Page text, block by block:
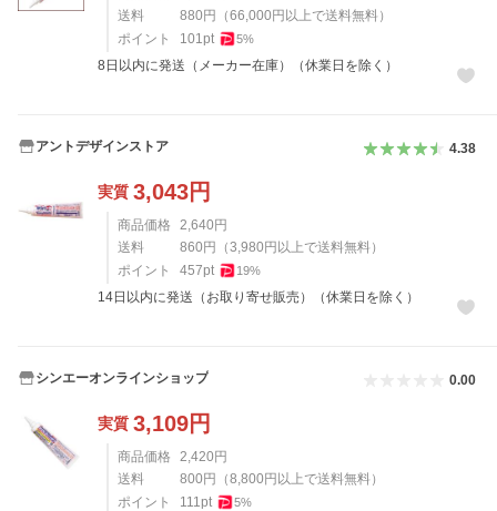
送料
880 円 （66,000 円以上で送料無料）
ポイント
101pt 5%
8日以内に発送（メーカー在庫）（休業日を除く）
アントデザインストア 4.38
実質 3,043円
商品価格 2,640 円
送料
860 円 （3,980 円以上で送料無料）
ポイント
457pt 19%
14日以内に発送（お取り寄せ販売）（休業日を除く）
シンエーオンラインショップ 0.00
実質 3,109円
商品価格 2,420 円
送料
800 円 （8,800 円以上で送料無料）
ポイント
111pt 5%